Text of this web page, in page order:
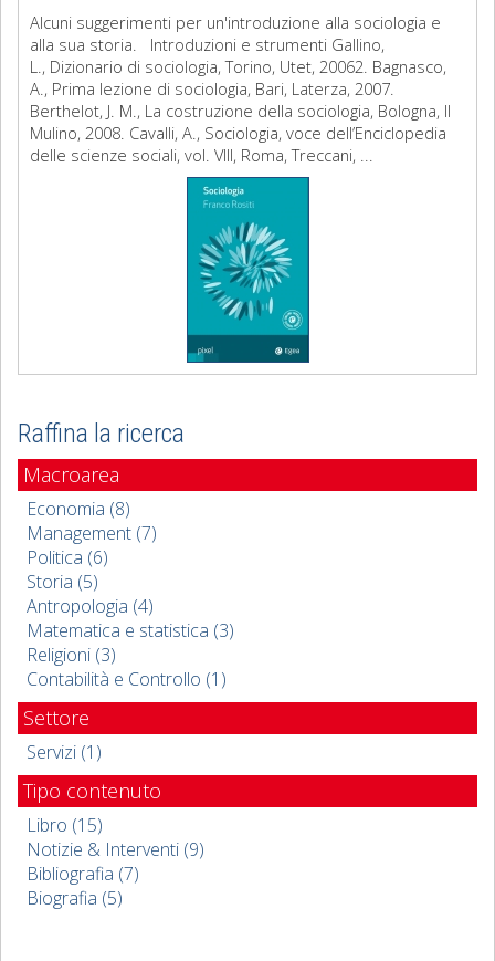
Alcuni suggerimenti per un'introduzione alla sociologia e
alla sua storia. Introduzioni e strumenti Gallino,
L., Dizionario di sociologia, Torino, Utet, 20062. Bagnasco,
A., Prima lezione di sociologia, Bari, Laterza, 2007.
Berthelot, J. M., La costruzione della sociologia, Bologna, Il
Mulino, 2008. Cavalli, A., Sociologia, voce dell’Enciclopedia
delle scienze sociali, vol. VIII, Roma, Treccani, ...
Raffina la ricerca
Macroarea
Economia (8)
Management (7)
Politica (6)
Storia (5)
Antropologia (4)
Matematica e statistica (3)
Religioni (3)
Contabilità e Controllo (1)
Settore
Servizi (1)
Tipo contenuto
Libro (15)
Notizie & Interventi (9)
Bibliografia (7)
Biografia (5)